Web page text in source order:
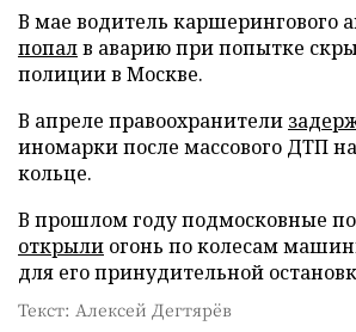
В мае водитель каршерингового
попалв аварию при попытке
полиции в Москве.
В апреле правоохранители
иномарки после массового ДТП
кольце.
В прошлом году подмосковные
открыли огонь по колесам
для его принудительной
Текст: Алексей Дегтярёв